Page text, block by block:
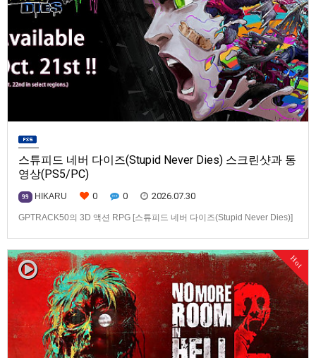
스튜피드 네버 다이즈(Stupid Never Dies) 스크린샷과 동
영상(PS5/PC)
99 HIKARU 0 0 2026.07.30
GPTRACK50의 3D 액션 RPG [스튜피드 네버 다이즈(Stupid Never Dies)]
Hot